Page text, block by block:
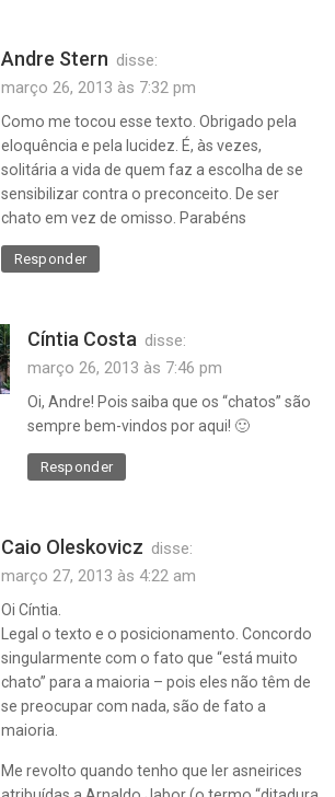
Andre Stern disse:
março 26, 2013 às 7:32 pm
Como me tocou esse texto. Obrigado pela
eloquência e pela lucidez. É, às vezes,
solitária a vida de quem faz a escolha de se
sensibilizar contra o preconceito. De ser
chato em vez de omisso. Parabéns
Responder
Cíntia Costa disse:
março 26, 2013 às 7:46 pm
Oi, Andre! Pois saiba que os “chatos” são
sempre bem-vindos por aqui! 🙂
Responder
Caio Oleskovicz disse:
março 27, 2013 às 4:22 am
Oi Cíntia.
Legal o texto e o posicionamento. Concordo
singularmente com o fato que “está muito
chato” para a maioria – pois eles não têm de
se preocupar com nada, são de fato a
maioria.
Me revolto quando tenho que ler asneirices